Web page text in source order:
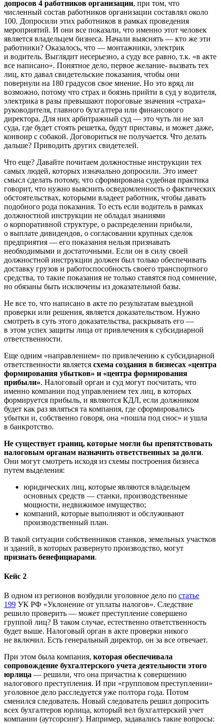
допросов 4 работников организации, при том, что
численный состав работников организации составлял около
100. Допросили этих работников в рамках проведения
мероприятий. И они все показали, что именно этот человек
является владельцем бизнеса. Начали выяснять — кто же эти
работники? Оказалось, что — монтажники, электрик
и водитель. Выглядит несерьезно, а суду все равно, т.к. «в акте
все написано». Понятное дело, первое желание- вызвать тех
лиц, кто давал свидетельские показания, чтобы они
повернули на 180 градусов свое мнение. Но это вряд ли
возможно, потому что страх и боязнь прийти в суд у водителя,
электрика в разы превышают пороговые значения «страха»
руководителя, главного бухгалтера или финансового
директора. Для них арбитражный суд — это чуть ли не зал
суда, где будет стоять решетка, будут приставы, и может даже,
конвоир с собакой. Договориться не получается. Что делать
дальше? Приводить других свидетелей.
Что еще? Давайте почитаем должностные инструкции тех
самых людей, которых изначально допросили. Это имеет
смысл сделать потому, что сформирована судебная практика
говорит, что нужно выяснить осведомленность о фактических
обстоятельствах, которыми владеет работник, чтобы давать
подобного рода показания. То есть если водитель в рамках
должностной инструкции не обладал знаниями
о корпоративной структуре, о распределении прибыли,
о выплате дивидендов, о согласовании крупных сделок
предприятия — его показания нельзя признавать
необходимыми и достаточными. Если он в силу своей
должностной инструкции должен был только обеспечивать
доставку грузов и работоспособность своего транспортного
средства, то такие показания не только ставятся под сомнение,
но обязаны быть исключены из доказательной базы.
Не все то, что написано в акте по результатам выездной
проверки или решения, является доказательством. Нужно
смотреть в суть этого доказательства, раскрывать его —
в этом успех защиты лица от привлечения к субсидиарной
ответственности.
Еще одним «направлением» по привлечению к субсидиарной
ответственности является схема создания в бизнесах «центра
формирования убытков» и «центра формирования
прибыли». Налоговый орган и суд могут посчитать, что
именно компании под управлением тех лиц, в которых
формируется прибыль, и являются КДЛ, если должником
будет как раз являться та компания, где сформировались
убытки и, собственно говоря, она «пошла под снос» и ушла
в банкротство.
Не существует границ, которые могли бы препятствовать
налоговым органам назначить ответственных за долги.
Они могут смотреть исходя из схемы построения бизнеса
путем выделения:
юридических лиц, которые являются владельцем
основных средств — станки, производственные
мощности, недвижимое имущество;
компаний, которые выполняют и обслуживают
производственный план.
В такой ситуации собственников станков, земельных участков
и зданий, в которых развернуто производство, могут
признать бенефициарами.
Кейс 2
В одном из регионов возбудили уголовное дело по статье
199 УК РФ «Уклонение от уплаты налогов». Следствие
решило проверить — может преступление совершено
группой лиц? В таком случае, естественно ответственность
будет выше. Налоговый орган в акте проверки никого
не включил. Есть генеральный директор, он за все отвечает.
При этом была компания, которая обеспечивала
сопровождение бухгалтерского учета деятельности этого
юрлица — решили, что она причастна к совершению
налогового преступления. И при «групповом преступлении»
уголовное дело расследуется уже полтора года. Потом
сменился следователь. Новый следователь решил допросить
всех бухгалтеров юрлица, который вел бухгалтерский учет
компании (аутсорсинг). Например, задавались такие вопросы: